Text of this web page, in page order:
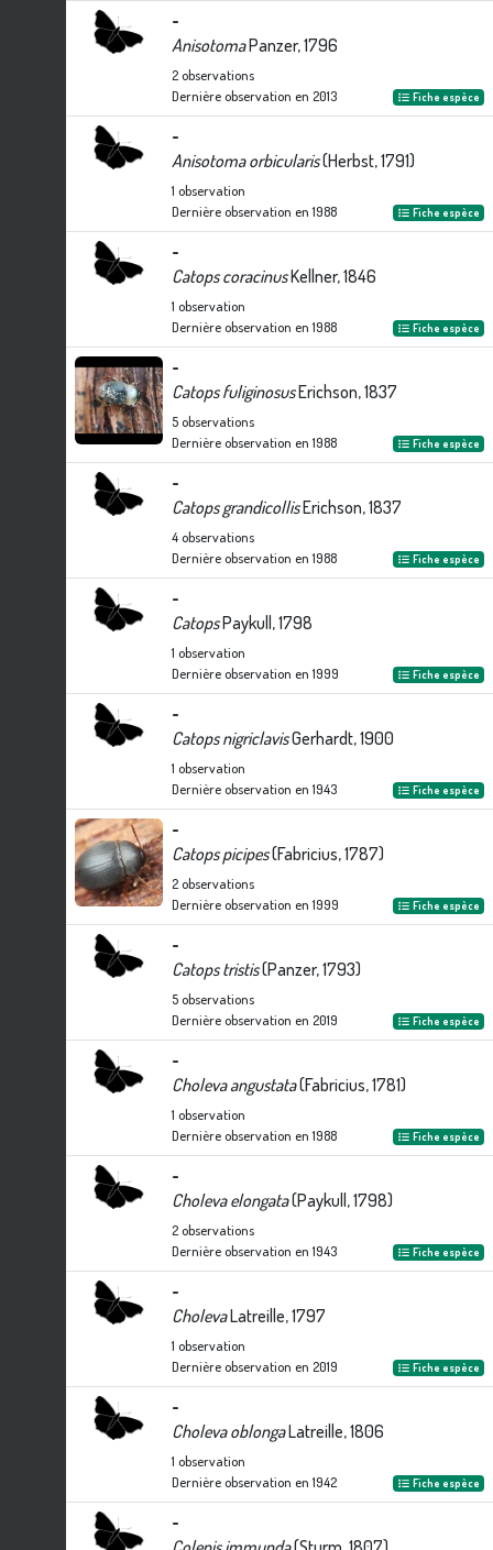
-
AnisotomaPanzer, 1796
2observations
Dernière observation en 2013 Fiche espèce
-
Anisotoma orbicularis(Herbst, 1791)
1 observation
Dernière observation en 1988 Fiche espèce
-
Catops coracinusKellner, 1846
1 observation
Dernière observation en 1988 Fiche espèce
-
Catops fuliginosusErichson, 1837
5observations
Dernière observation en 1988 Fiche espèce
-
Catops grandicollisErichson, 1837
4observations
Dernière observation en 1988 Fiche espèce
-
CatopsPaykull, 1798
1 observation
Dernière observation en 1999 Fiche espèce
-
Catops nigriclavisGerhardt, 1900
1 observation
Dernière observation en 1943 Fiche espèce
-
Catops picipes(Fabricius, 1787)
2observations
Dernière observation en 1999 Fiche espèce
-
Catops tristis(Panzer, 1793)
5observations
Dernière observation en 2019 Fiche espèce
-
Choleva angustata(Fabricius, 1781)
1 observation
Dernière observation en 1988 Fiche espèce
-
Choleva elongata(Paykull, 1798)
2observations
Dernière observation en 1943 Fiche espèce
-
CholevaLatreille, 1797
1 observation
Dernière observation en 2019 Fiche espèce
-
Choleva oblongaLatreille, 1806
1 observation
Dernière observation en 1942 Fiche espèce
-